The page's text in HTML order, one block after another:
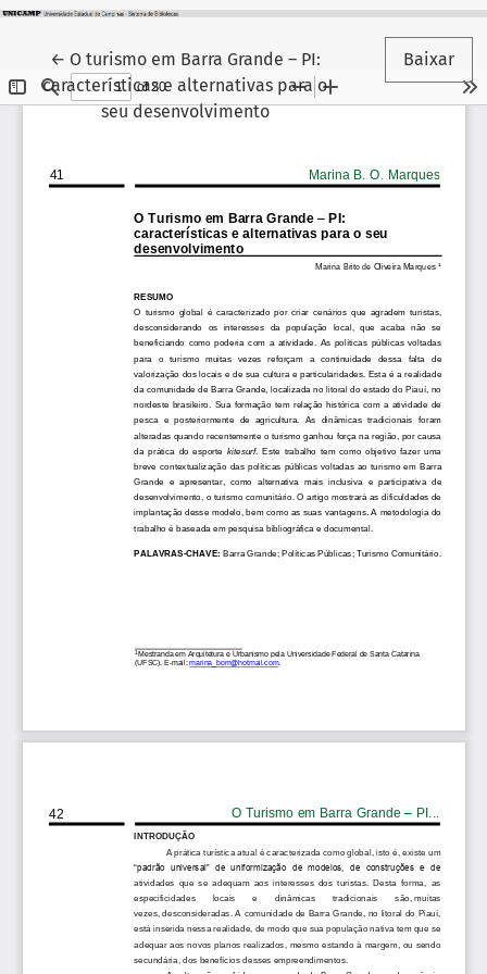
← Voltar aos Detalhes do Artigo
O turismo em Barra Grande – PI:
características e alternativas para o
seu desenvolvimento
Baixar